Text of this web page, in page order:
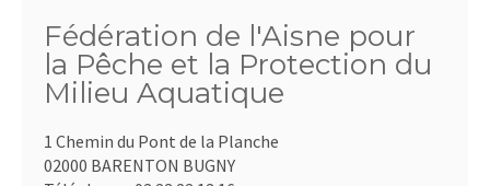
Fédération de l'Aisne pour
la Pêche et la Protection du
Milieu Aquatique
1 Chemin du Pont de la Planche
02000 BARENTON BUGNY